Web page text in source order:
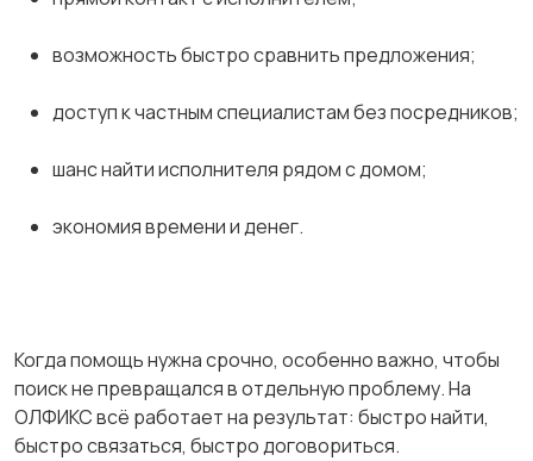
возможность быстро сравнить предложения;
доступ к частным специалистам без посредников;
шанс найти исполнителя рядом с домом;
экономия времени и денег.
Когда помощь нужна срочно, особенно важно, чтобы
поиск не превращался в отдельную проблему. На
ОЛФИКС всё работает на результат: быстро найти,
быстро связаться, быстро договориться.